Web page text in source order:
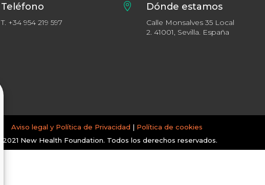
Teléfono
T. +34 954 219 597
 Dónde estamos
Calle Monsalves 35 Local
2. 41001, Sevilla. España
Aviso legal y Política de Privacidad | Política de cookies
2021 New Health Foundation. Todos los derechos reservados.